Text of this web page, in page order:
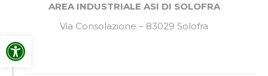
Apri la barra degli strumenti
AREA INDUSTRIALE ASI DI SOLOFRA
Via Consolazione – 83029 Solofra